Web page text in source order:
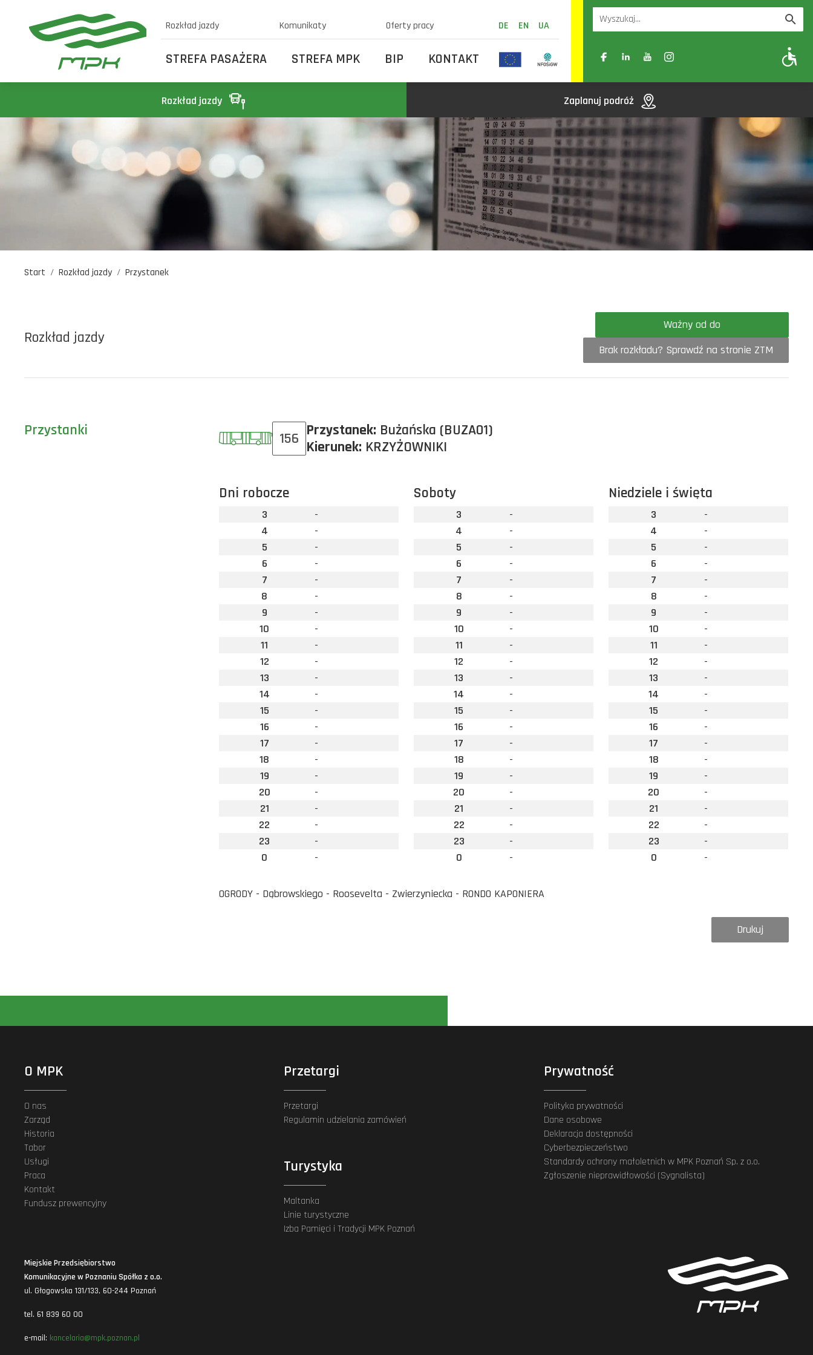
Rozkład jazdy Komunikaty Oferty pracy DE EN UA
STREFA PASAŻERA STREFA MPK BIP KONTAKT A- A A+
Rozkład jazdy Zaplanuj podróż
Start Rozkład jazdy Przystanek
Rozkład jazdy
Ważny od do
Brak rozkładu? Sprawdź na stronie ZTM
Przystanki 156 Przystanek: Bużańska (BUZA01)
Kierunek: KRZYŻOWNIKI
Dni robocze
3
-
4
-
5
-
6
-
7
-
8
-
9
-
10
-
11
-
12
-
13
-
14
-
15
-
16
-
17
-
18
-
19
-
20
-
21
-
22
-
23
-
0
-
Soboty
3
-
4
-
5
-
6
-
7
-
8
-
9
-
10
-
11
-
12
-
13
-
14
-
15
-
16
-
17
-
18
-
19
-
20
-
21
-
22
-
23
-
0
-
Niedziele i święta
3
-
4
-
5
-
6
-
7
-
8
-
9
-
10
-
11
-
12
-
13
-
14
-
15
-
16
-
17
-
18
-
19
-
20
-
21
-
22
-
23
-
0
-
OGRODY - Dąbrowskiego - Roosevelta - Zwierzyniecka - RONDO KAPONIERA
Drukuj
O MPK
O nas
Zarząd
Historia
Tabor
Usługi
Praca
Kontakt
Fundusz prewencyjny
Przetargi
Przetargi
Regulamin udzielania zamówień
Turystyka
Maltanka
Linie turystyczne
Izba Pamięci i Tradycji MPK Poznań
Prywatność
Polityka prywatności
Dane osobowe
Deklaracja dostępności
Cyberbezpieczeństwo
Standardy ochrony małoletnich w MPK Poznań Sp. z o.o.
Zgłoszenie nieprawidłowości (Sygnalista)
Miejskie Przedsiębiorstwo
Komunikacyjne w Poznaniu Spółka z o.o.
ul. Głogowska 131/133, 60-244 Poznań
tel. 61 839 60 00
e-mail: kancelaria@mpk.poznan.pl